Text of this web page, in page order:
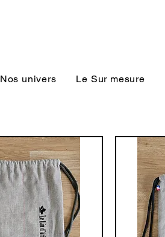
Nos univers Le Sur mesure